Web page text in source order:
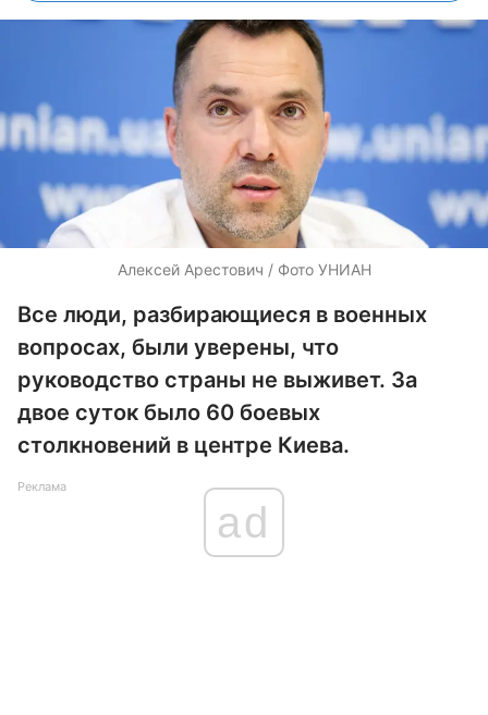
Алексей Арестович / Фото УНИАН
Все люди, разбирающиеся в военных
вопросах, были уверены, что
руководство страны не выживет. За
двое суток было 60 боевых
столкновений в центре Киева.
Реклама
ad